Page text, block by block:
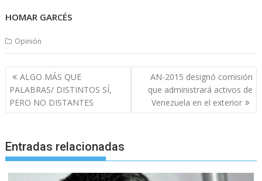
HOMAR GARCÉS
Opinión
Navegación
de
entradas
ALGO MÁS QUE
PALABRAS/ DISTINTOS SÍ,
PERO NO DISTANTES
AN-2015 designó comisión
que administrará activos de
Venezuela en el exterior
Entradas relacionadas